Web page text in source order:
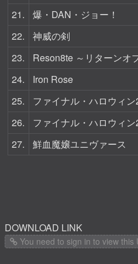
21.
爆・DAN・ジョー！
22.
神威の剣
23.
Reson8te ～リターンオ
24.
Iron Rose
25.
ファイナル・ハロウィ
26.
ファイナル・ハロウィ
27.
鮮血魔嬢ユニヴァース
DOWNLOAD LINK
You need to sign in to view this